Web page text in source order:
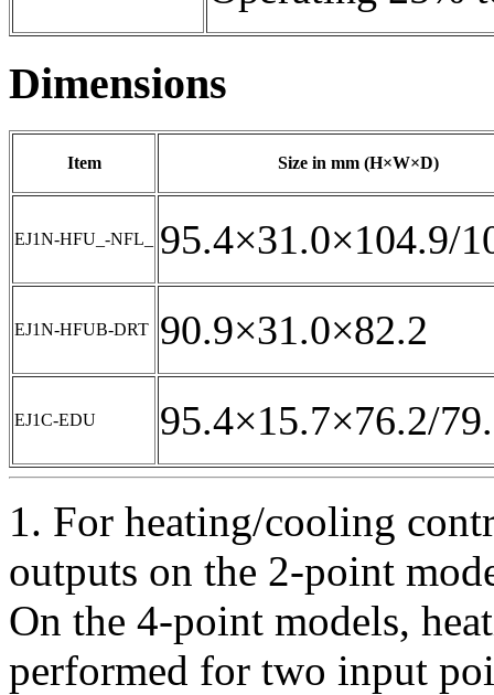
Dimensions
Item Size in mm (H×W×D)
EJ1N-HFU_-NFL_ 95.4×31.0×104.9/
EJ1N-HFUB-DRT 90.9×31.0×82.2
EJ1C-EDU 95.4×15.7×76.2/
1. For heating/cooling
outputs on the 2-point
On the 4-point models,
performed for two input